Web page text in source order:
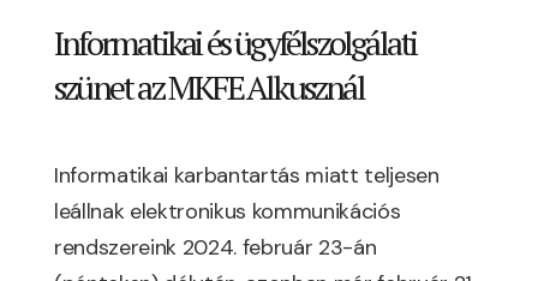
Informatikai és ügyfélszolgálati
szünet az MKFE Alkusznál
Informatikai karbantartás miatt teljesen
leállnak elektronikus kommunikációs
rendszereink 2024. február 23-án